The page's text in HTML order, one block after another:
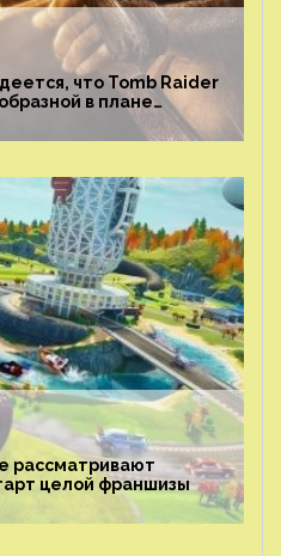
что Tomb Raider
в плане
рассматривают
целой франшизы